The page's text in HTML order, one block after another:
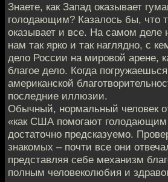
Знаете, как Запад оказывает
голодающим? Казалось бы, что
оказывает и все. На самом деле
нам так ярко и так наглядно, с
дело России на мировой арене,
благое дело. Когда
американской
последние иллюзии.
Обычный, нормальный человек
«как США помогают
достаточно предсказуемо.
знакомых – почти все они
представляя себе механизм
полным человеколюбия и